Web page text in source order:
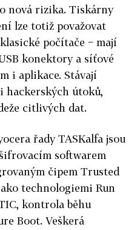
nová rizika. Tiskárny
lze totiž považovat
počítače − mají
konektory a síťové
i aplikace. Stávají
hackerských útoků,
citlivých dat.
řady TASKalfa jsou
softwarem
čipem Trusted
technologiemi Run
kontrola běhu
Boot. Veškerá